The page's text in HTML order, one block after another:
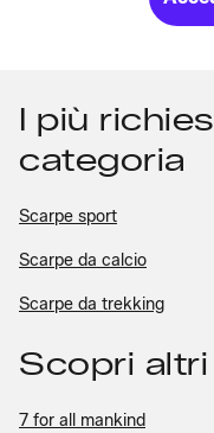
I più
categoria
Scarpe sport
Scarpe da calcio
Scarpe da trekking
Scopri
7 for all mankind